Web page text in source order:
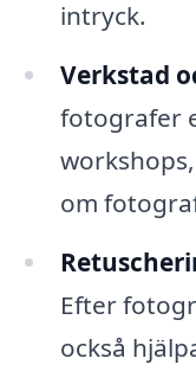
intryck.
Verkstad
fotografer
om
Efter
också